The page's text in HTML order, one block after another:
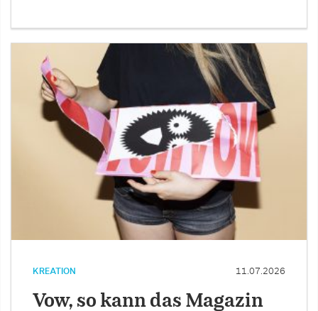
KREATION 11.07.2026
Vow, so kann das Magazin